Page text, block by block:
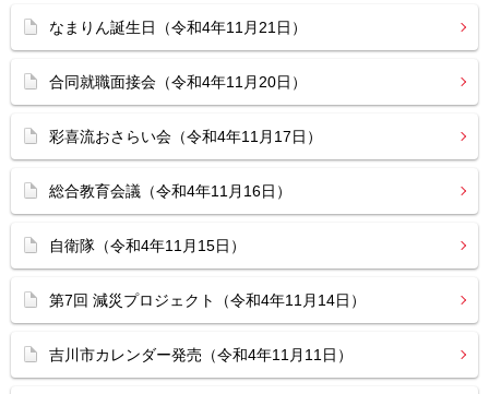
なまりん誕生日（令和4年11月21日）
合同就職面接会（令和4年11月20日）
彩喜流おさらい会（令和4年11月17日）
総合教育会議（令和4年11月16日）
自衛隊（令和4年11月15日）
第7回 減災プロジェクト（令和4年11月14日）
吉川市カレンダー発売（令和4年11月11日）